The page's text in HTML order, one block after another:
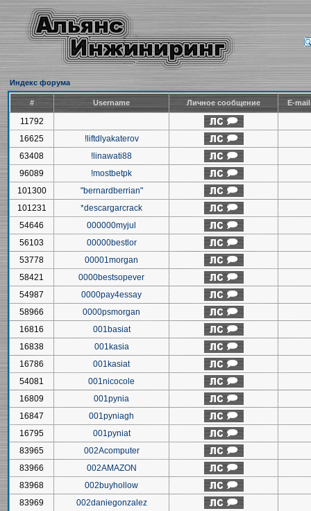
Индекс форума
# Username Личное сообщение E-
11792
16625
!liftdlyakaterov
63408
!linawati88
96089
!mostbetpk
101300
"bernardberrian"
101231
*descargarcrack
54646
000000myjul
56103
00000bestlor
53778
00001morgan
58421
0000bestsopever
54987
0000pay4essay
58966
0000psmorgan
16816
001basiat
16838
001kasia
16786
001kasiat
54081
001nicocole
16809
001pynia
16847
001pyniagh
16795
001pyniat
83965
002Acomputer
83966
002AMAZON
83968
002buyhollow
83969
002daniegonzalez